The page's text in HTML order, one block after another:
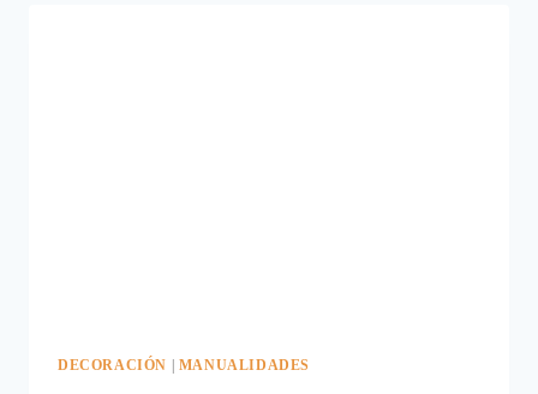
DECORACIÓN MANUALIDADES